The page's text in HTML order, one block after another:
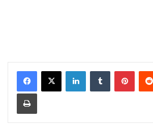
LinkedInTumblr
Print